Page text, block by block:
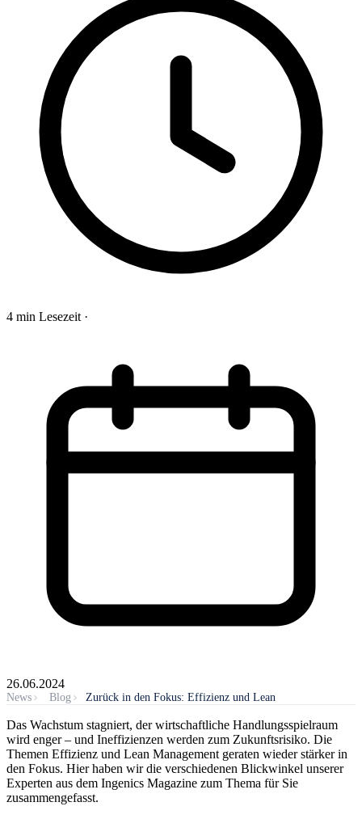
4 min Lesezeit ·
26.06.2024
News Blog Zurück in den Fokus: Effizienz und Lean
Das Wachstum stagniert, der wirtschaftliche Handlungsspielraum
wird enger – und Ineffizienzen werden zum Zukunftsrisiko. Die
Themen Effizienz und Lean Management geraten wieder stärker in
den Fokus. Hier haben wir die verschiedenen Blickwinkel unserer
Experten aus dem Ingenics Magazine zum Thema für Sie
zusammengefasst.